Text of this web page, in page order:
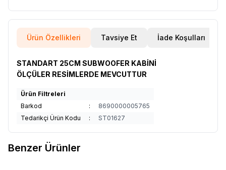
Ürün Özellikleri Tavsiye Et İade Koşulları
STANDART 25CM SUBWOOFER KABİNİ
ÖLÇÜLER RESİMLERDE MEVCUTTUR
Ürün Filtreleri
Barkod
:
8690000005765
Tedarikçi Ürün Kodu
: ST01627
Benzer Ürünler